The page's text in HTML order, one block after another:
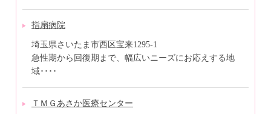
指扇病院
埼玉県さいたま市西区宝来1295-1
急性期から回復期まで、幅広いニーズにお応えする地
域････
ＴＭＧあさか医療センター